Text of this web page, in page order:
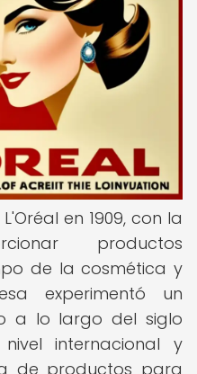
en 1909, con la
productos
de la cosmética y
experimentó un
a lo largo del siglo
internacional y
de productos para